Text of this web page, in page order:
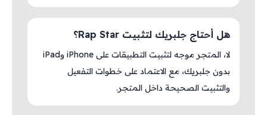
هل أحتاج جلبريك لتثبيت Rap Star؟
لا، المتجر موجه لتثبيت التطبيقات على iPhone وiPad
بدون جلبريك، مع الاعتماد على خطوات التفعيل
والتثبيت الصحيحة داخل المتجر.